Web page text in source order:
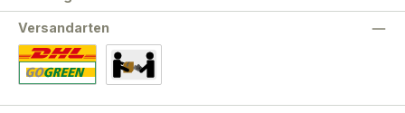
Versandarten